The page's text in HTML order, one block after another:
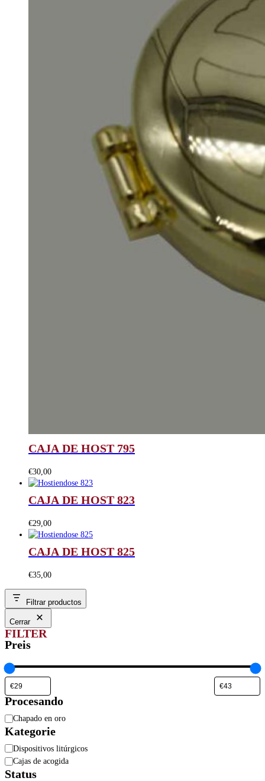
CAJA DE HOST 795
€30,00
CAJA DE HOST 823
€29,00
CAJA DE HOST 825
€35,00
Filtrar productos
Cerrar
FILTER
Preis
Procesando
Procesando
Chapado en oro
Kategorie
Categoría
Dispositivos litúrgicos
Cajas de acogida
Status